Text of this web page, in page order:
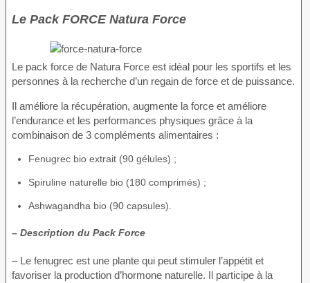
Le Pack FORCE Natura Force
Le pack force de Natura Force est idéal pour les sportifs et les
personnes à la recherche d’un regain de force et de puissance.
Il améliore la récupération, augmente la force et améliore
l’endurance et les performances physiques grâce à la
combinaison de 3 compléments alimentaires :
Fenugrec bio extrait (90 gélules) ;
Spiruline naturelle bio (180 comprimés) ;
Ashwagandha bio (90 capsules).
– Description du Pack Force
– Le fenugrec est une plante qui peut stimuler l’appétit et
favoriser la production d’hormone naturelle. Il participe à la